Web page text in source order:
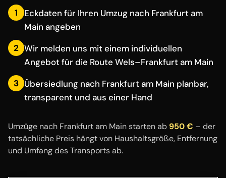
1
Eckdaten für Ihren Umzug nach Frankfurt am
Main angeben
2 Wir melden uns mit einem individuellen
Angebot für die Route Wels–Frankfurt am Main
3 Übersiedlung nach Frankfurt am Main planbar,
transparent und aus einer Hand
Umzüge nach Frankfurt am Main starten ab 950 € – der
tatsächliche Preis hängt von Haushaltsgröße, Entfernung
und Umfang des Transports ab.